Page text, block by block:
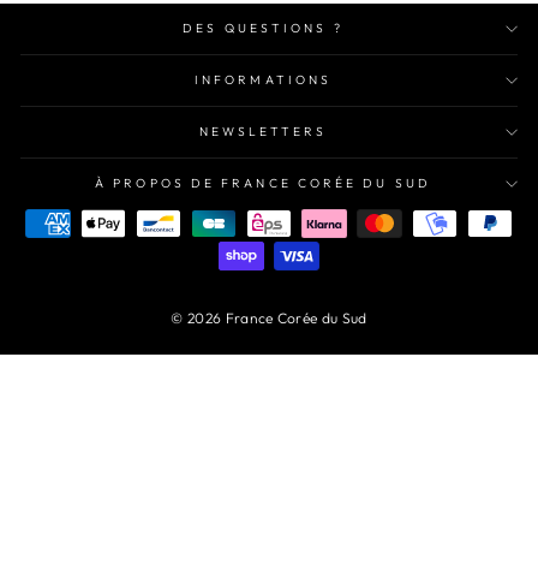
DES QUESTIONS ?
INFORMATIONS
NEWSLETTERS
À PROPOS DE FRANCE CORÉE DU SUD
© 2026 France Corée du Sud